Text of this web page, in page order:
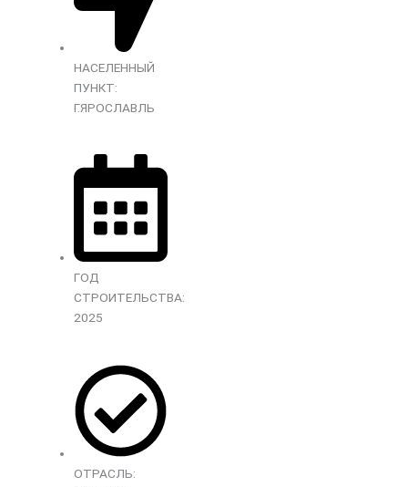
НАСЕЛЕННЫЙ
ПУНКТ:
Г.ЯРОСЛАВЛЬ
ГОД
СТРОИТЕЛЬСТВА:
2025
ОТРАСЛЬ: